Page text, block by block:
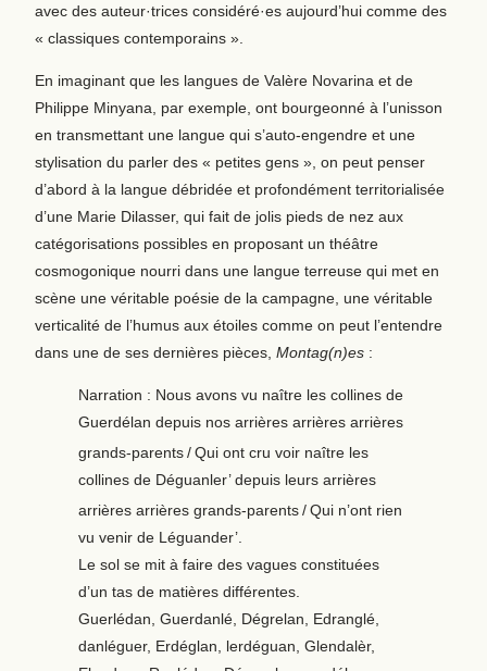
avec des auteur·trices considéré·es aujourd’hui comme des
« classiques contemporains ».
En imaginant que les langues de Valère Novarina et de
Philippe Minyana, par exemple, ont bourgeonné à l’unisson
en transmettant une langue qui s’auto-engendre et une
stylisation du parler des « petites gens », on peut penser
d’abord à la langue débridée et profondément territorialisée
d’une Marie Dilasser, qui fait de jolis pieds de nez aux
catégorisations possibles en proposant un théâtre
cosmogonique nourri dans une langue terreuse qui met en
scène une véritable poésie de la campagne, une véritable
verticalité de l’humus aux étoiles comme on peut l’entendre
dans une de ses dernières pièces, Montag(n)es :
Narration : Nous avons vu naître les collines de
Guerdélan depuis nos arrières arrières arrières
grands-parents/Qui ont cru voir naître les
collines de Déguanler’ depuis leurs arrières
arrières arrières grands-parents/Qui n’ont rien
vu venir de Léguander’.
Le sol se mit à faire des vagues constituées
d’un tas de matières différentes.
Guerlédan, Guerdanlé, Dégrelan, Edranglé,
danléguer, Erdéglan, lerdéguan, Glendalèr,